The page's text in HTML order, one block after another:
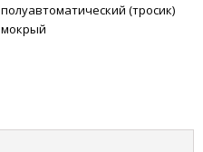
полуавтоматический (тросик)
мокрый